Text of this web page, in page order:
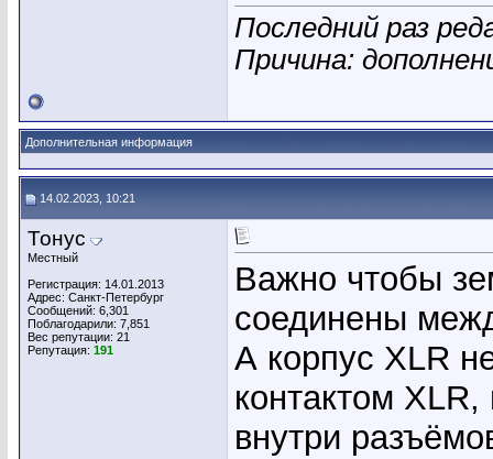
Последний раз
Причина:
Дополнительная информация
14.02.2023, 10:21
Тонус
Местный
Регистрация: 14.01.2013
Адрес: Санкт-Петербург
Сообщений: 6,301
Поблагодарили: 7,851
Вес репутации: 21
Репутация: 191
Важно чтобы
соединены
А корпус XLR
контактом
внутри